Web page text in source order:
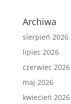
Archiwa
sierpień 2026
lipiec 2026
czerwiec 2026
maj 2026
kwiecień 2026